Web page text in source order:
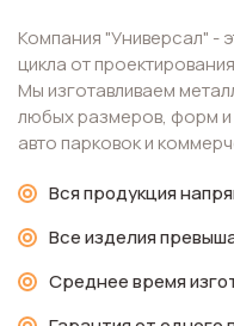
Компания "Универсал" -
цикла от
Мы изготавливаем
любых размеров, форм и
авто парковок и
Вся продукция
Все изделия
Среднее время